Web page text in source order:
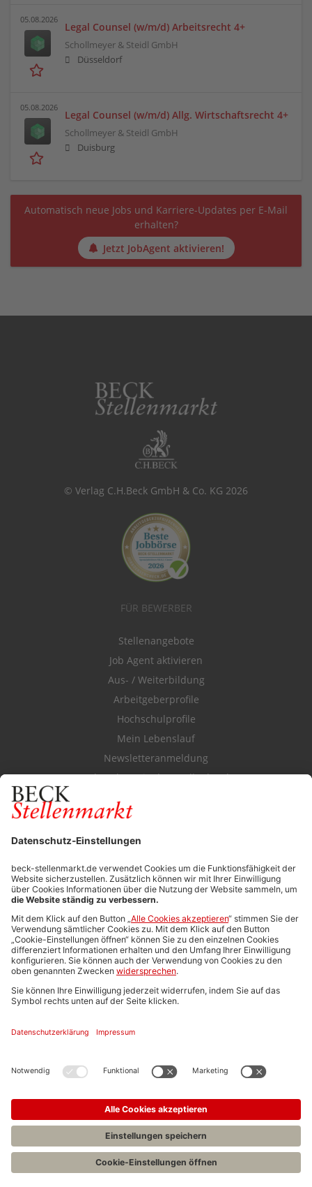
05.08.2026
Legal Counsel (w/m/d) Arbeitsrecht 4+
Schollmeyer & Steidl GmbH
Düsseldorf
05.08.2026
Legal Counsel (w/m/d) Allg. Wirtschaftsrecht 4+
Schollmeyer & Steidl GmbH
Duisburg
Automatisch neue Jobs und Karriere-Updates per E-Mail
erhalten?
Jetzt JobAgent aktivieren!
© Verlag C.H.Beck GmbH & Co. KG 2026
FÜR BEWERBER
Stellenangebote
Job Agent aktivieren
Aus- / Weiterbildung
Arbeitgeberprofile
Hochschulprofile
Mein Lebenslauf
Newsletteranmeldung
Durchsuchen Sie den Stellenkatalog
FÜR ARBEITGEBER
Stellenmarktpreise
Anzeigen-AGB
Media-Daten
Newsletteranmeldung
Produktübersicht
ALLGEMEIN
FAQs
Impressum
Stellenangebote C.H.BECK
Entwickelt durchJobiqo